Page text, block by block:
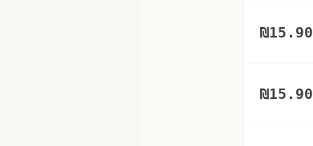
₪15.90
₪15.90